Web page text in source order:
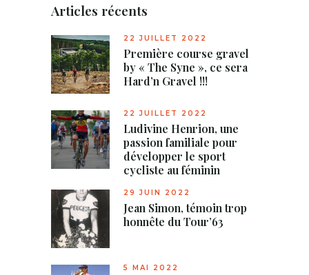
Articles récents
22 JUILLET 2022
Première course gravel
by « The Syne », ce sera
Hard’n Gravel !!!
22 JUILLET 2022
Ludivine Henrion, une
passion familiale pour
développer le sport
cycliste au féminin
29 JUIN 2022
Jean Simon, témoin trop
honnête du Tour’63
5 MAI 2022